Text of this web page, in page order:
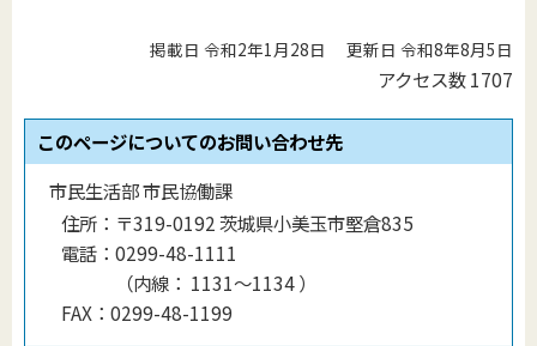
掲載日 令和2年1月28日 更新日 令和8年8月5日
アクセス数1707
このページについてのお問い合わせ先
市民生活部 市民協働課
住所： 〒319-0192 茨城県小美玉市堅倉835
電話： 0299-48-1111
（内線 ： 1131〜1134）
FAX： 0299-48-1199